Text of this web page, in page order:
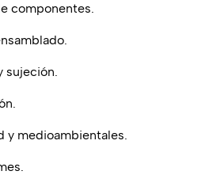
componentes.
sujeción.
y medioambientales.